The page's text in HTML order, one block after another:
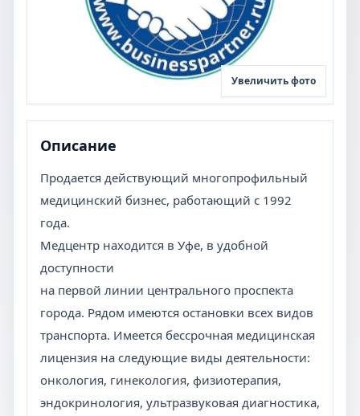
Увеличить фото
Описание
Продается действующий многопрофильный
медицинский бизнес, работающий с 1992
года.
Медцентр находится в Уфе, в удобной
доступности
на первой линии центрального проспекта
города. Рядом имеются остановки всех видов
транспорта. Имеется бессрочная медицинская
лицензия на следующие виды деятельности:
онкология, гинекология, физиотерапия,
эндокринология, ультразвуковая диагностика,